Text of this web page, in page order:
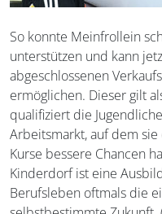
So konnte Meinfrollein
unterstützen und kann
abgeschlossenen
ermöglichen. Dieser gilt
qualifiziert die
Arbeitsmarkt, auf dem
Kurse bessere Chancen
Kinderdorf ist eine
Berufsleben oftmals die